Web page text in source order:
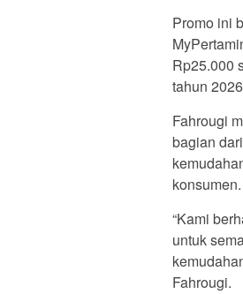
Promo ini
Rp25.000
tahun
Fahrougi
bagian
konsumen.
“Kami
untuk
Fahrougi.